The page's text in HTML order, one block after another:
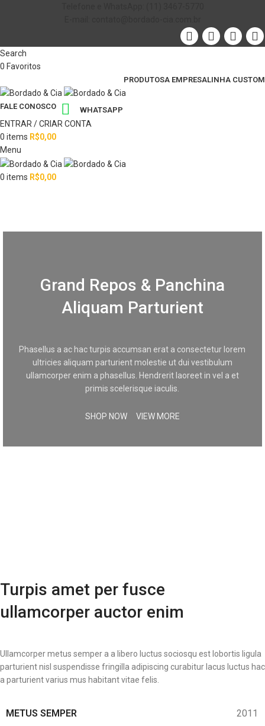
Search
0 Favoritos
PRODUTOSA EMPRESALINHA CUSTOM
FALE CONOSCO WHATSAPP
ENTRAR / CRIAR CONTA
0 items R$0,00
Menu
0 items R$0,00
Grand Repos & Panchina
Aliquam Parturient
Phasellus a ac hac turpis accumsan erat a consectetur lorem
ultricies aliquam parturient molestie ut dui vestibulum
ullamcorper enim a phasellus. Hendrerit laoreet in vel a et
primis scelerisque iaculis.
SHOP NOW VIEW MORE
Turpis amet per fusce
ullamcorper auctor enim
Ullamcorper metus semper a a libero luctus sociosqu est lobortis ligula
parturient nisl suspendisse fringilla adipiscing curabitur lacus luctus hac
a parturient varius mus habitant vitae felis.
METUS SEMPER 2011